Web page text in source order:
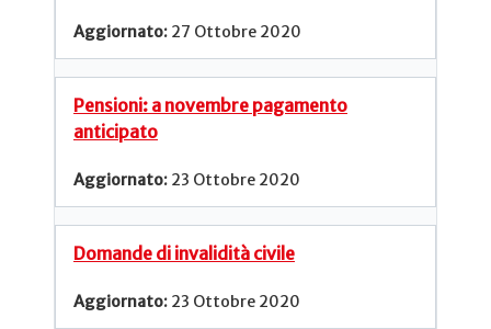
27 Ottobre 2020
Pensioni: a novembre pagamento
anticipato
23 Ottobre 2020
Domande di invalidità civile
23 Ottobre 2020